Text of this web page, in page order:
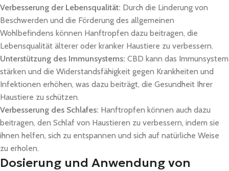
Verbesserung der Lebensqualität: Durch die Linderung von
Beschwerden und die Förderung des allgemeinen
Wohlbefindens können Hanftropfen dazu beitragen, die
Lebensqualität älterer oder kranker Haustiere zu verbessern.
Unterstützung des Immunsystems: CBD kann das Immunsystem
stärken und die Widerstandsfähigkeit gegen Krankheiten und
Infektionen erhöhen, was dazu beiträgt, die Gesundheit Ihrer
Haustiere zu schützen.
Verbesserung des Schlafes: Hanftropfen können auch dazu
beitragen, den Schlaf von Haustieren zu verbessern, indem sie
ihnen helfen, sich zu entspannen und sich auf natürliche Weise
zu erholen.
Dosierung und Anwendung von